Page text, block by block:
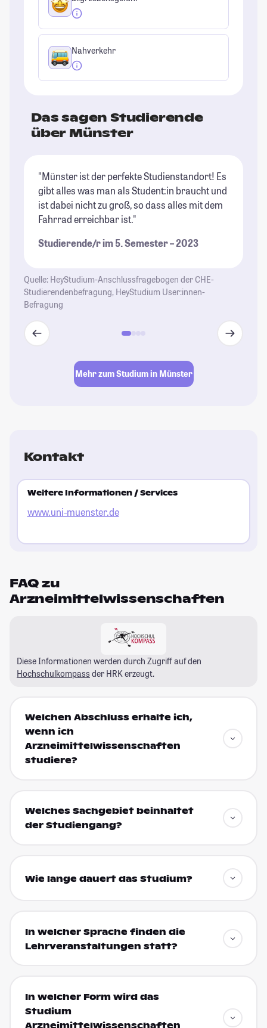
Nahverkehr
Das sagen Studierende
über Münster
"Münster ist der perfekte Studienstandort! Es
gibt alles was man als Student:in braucht und
ist dabei nicht zu groß, so dass alles mit dem
Fahrrad erreichbar ist."
Studierende/r im 5. Semester – 2023
Quelle: HeyStudium-Anschlussfragebogen der CHE-
Studierendenbefragung, HeyStudium User:innen-
Befragung
Mehr zum Studium in Münster
Kontakt
Weitere Informationen / Services
www.uni-muenster.de
FAQ zu
Arzneimittelwissenschaften
Diese Informationen werden durch Zugriff auf den
Hochschulkompass der HRK erzeugt.
Welchen Abschluss erhalte ich,
wenn ich
Arzneimittelwissenschaften
studiere?
Welches Sachgebiet beinhaltet
der Studiengang?
Wie lange dauert das Studium?
In welcher Sprache finden die
Lehrveranstaltungen statt?
In welcher Form wird das
Studium
Arzneimittelwissenschaften